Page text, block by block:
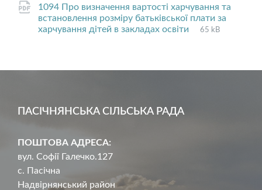
1094 Про визначення вартості харчування та
встановлення розміру батьківської плати за
харчування дітей в закладах освіти
File
pdf
File
65 kB
ПАСІЧНЯНСЬКА СІЛЬСЬКА РАДА
ПОШТОВА АДРЕСА:
вул. Софії Галечко.127
с. Пасічна
Надвірнянський район